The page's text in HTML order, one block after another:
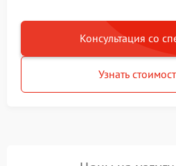
Консультация со
Узнать